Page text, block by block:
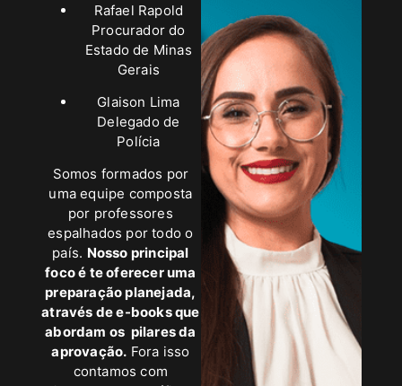
Rafael Rapold
Procurador do
Estado de Minas
Gerais
Glaison Lima
Delegado de
Polícia
Somos formados por
uma equipe composta
por professores
espalhados por todo o
país. Nosso principal
foco é te oferecer uma
preparação planejada,
através de e-books que
abordam os pilares da
aprovação. Fora isso
contamos com